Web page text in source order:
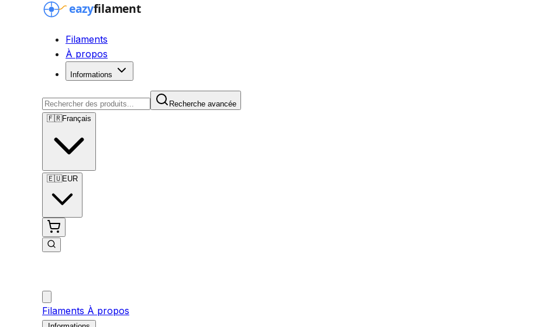
Filaments
À propos
Informations
Recherche avancée
🇫🇷Français
🇪🇺EUR
Filaments À propos